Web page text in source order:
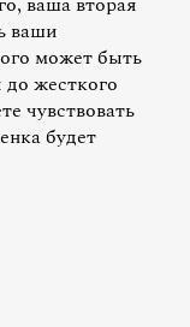
ваши
может быть
жесткого
чувствовать
будет